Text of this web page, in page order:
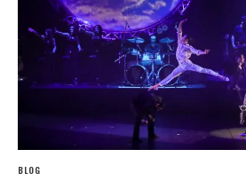
BLOG